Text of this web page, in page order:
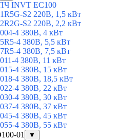
INVT EC100
S2 220В, 1,5 кВт
S2 220В, 2,2 кВт
4 380В, 4 кВт
4 380В, 5,5 кВт
4 380В, 7,5 кВт
4 380В, 11 кВт
4 380В, 15 кВт
4 380В, 18,5 кВт
4 380В, 22 кВт
4 380В, 30 кВт
4 380В, 37 кВт
4 380В, 45 кВт
4 380В, 55 кВт
01
▼